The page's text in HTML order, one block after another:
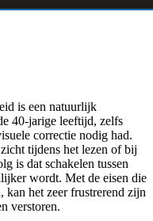
is een natuurlijk
40-jarige leeftijd, zelfs
correctie nodig had.
tijdens het lezen of bij
is dat schakelen tussen
wordt. Met de eisen die
kan het zeer frustrerend zijn
verstoren.